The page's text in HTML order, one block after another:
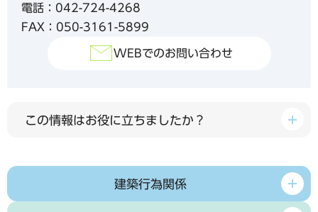
電話：042-724-4268
FAX：050-3161-5899
WEBでのお問い合わせ
この情報はお役に立ちましたか？
建築行為関係